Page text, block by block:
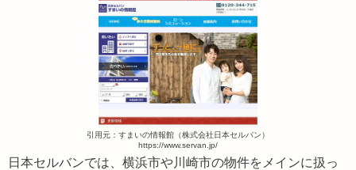
引用元：すまいの情報館（株式会社日本セルバン）
https://www.servan.jp/
日本セルバンでは、横浜市や川崎市の物件をメインに扱っ